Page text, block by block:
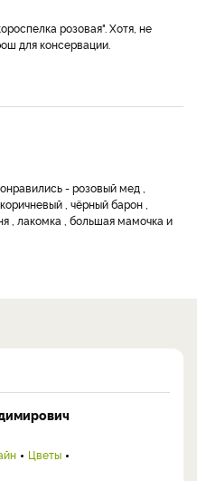
розовая". Хотя, не
для консервации.
- розовый мед ,
, чёрный барон ,
, лакомка , большая мамочка и
Цветы